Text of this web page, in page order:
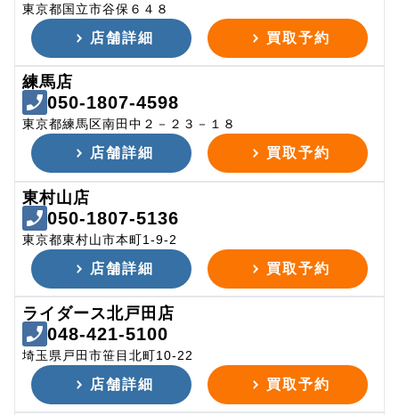
東京都国立市谷保６４８
店舗詳細 買取予約
練馬店
050-1807-4598
東京都練馬区南田中２－２３－１８
店舗詳細 買取予約
東村山店
050-1807-5136
東京都東村山市本町1-9-2
店舗詳細 買取予約
ライダース北戸田店
048-421-5100
埼玉県戸田市笹目北町10-22
店舗詳細 買取予約